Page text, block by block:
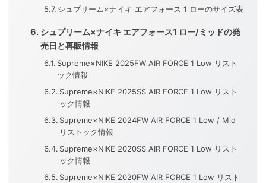
シュプリーム×ナイキ エアフォース 1 ローのサイズ表
シュプリーム×ナイキ エアフォース1 ロー/ミッドの発
売日と再販情報
Supreme×NIKE 2025FW AIR FORCE 1 Low リスト
ック情報
Supreme×NIKE 2025SS AIR FORCE 1 Low リスト
ック情報
Supreme×NIKE 2024FW AIR FORCE 1 Low / Mid
リストック情報
Supreme×NIKE 2020SS AIR FORCE 1 Low リスト
ック情報
Supreme×NIKE 2020FW AIR FORCE 1 Low リスト